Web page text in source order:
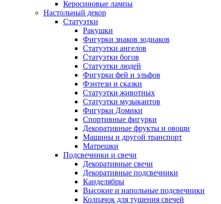
Керосиновые лампы
Настольный декор
Статуэтки
Ракушки
Фигурки знаков зодиаков
Статуэтки ангелов
Статуэтки богов
Статуэтки людей
Фигурки фей и эльфов
Фэнтези и сказки
Статуэтки животных
Статуэтки музыкантов
Фигурки Домики
Спортивные фигурки
Декоративные фрукты и овощи
Машины и другой транспорт
Матрешки
Подсвечники и свечи
Декоративные свечи
Декоративные подсвечники
Канделябры
Высокие и напольные подсвечники
Колпачок для тушения свечей